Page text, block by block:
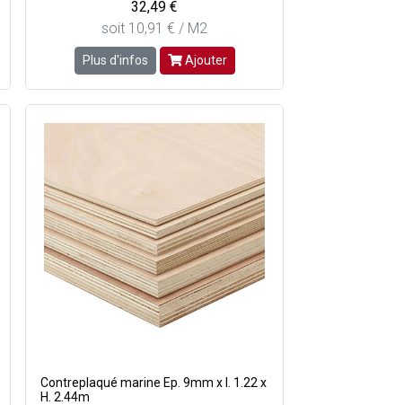
32,49 €
soit 10,91 € / M2
Plus d'infos Ajouter
Contreplaqué marine Ep. 9mm x l. 1.22 x
H. 2.44m